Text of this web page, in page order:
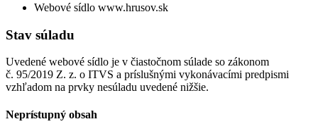
Webové sídlo www.hrusov.sk
Stav súladu
Uvedené webové sídlo je v čiastočnom súlade so zákonom
č. 95/2019 Z. z. o ITVS a príslušnými vykonávacími predpismi
vzhľadom na prvky nesúladu uvedené nižšie.
Neprístupný obsah